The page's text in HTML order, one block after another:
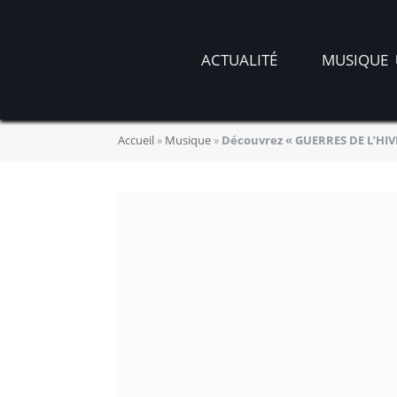
ACTUALITÉ MUSIQUE
Accueil » Musique » Découvrez « GUERRES DE